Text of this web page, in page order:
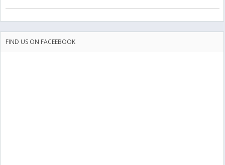
FIND US ON FACEEBOOK